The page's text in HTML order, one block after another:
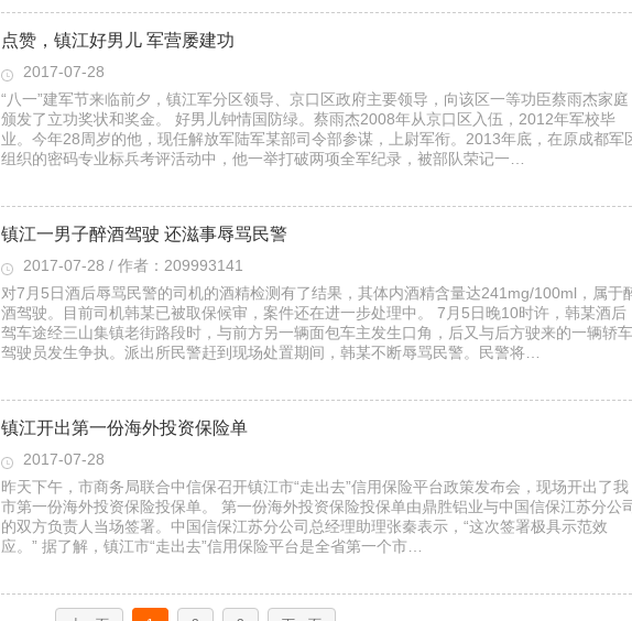
点赞，镇江好男儿 军营屡建功
2017-07-28
“八一”建军节来临前夕，镇江军分区领导、京口区政府主要领导，向该区一等功臣蔡雨杰家庭
颁发了立功奖状和奖金。 好男儿钟情国防绿。蔡雨杰2008年从京口区入伍，2012年军校毕
业。今年28周岁的他，现任解放军陆军某部司令部参谋，上尉军衔。2013年底，在原成都军
组织的密码专业标兵考评活动中，他一举打破两项全军纪录，被部队荣记一…
镇江一男子醉酒驾驶 还滋事辱骂民警
2017-07-28 / 作者：209993141
对7月5日酒后辱骂民警的司机的酒精检测有了结果，其体内酒精含量达241mg/100ml，属于
酒驾驶。目前司机韩某已被取保候审，案件还在进一步处理中。 7月5日晚10时许，韩某酒后
驾车途经三山集镇老街路段时，与前方另一辆面包车主发生口角，后又与后方驶来的一辆轿车
驾驶员发生争执。派出所民警赶到现场处置期间，韩某不断辱骂民警。民警将…
镇江开出第一份海外投资保险单
2017-07-28
昨天下午，市商务局联合中信保召开镇江市“走出去”信用保险平台政策发布会，现场开出了我
市第一份海外投资保险投保单。 第一份海外投资保险投保单由鼎胜铝业与中国信保江苏分公
的双方负责人当场签署。中国信保江苏分公司总经理助理张秦表示，“这次签署极具示范效
应。” 据了解，镇江市“走出去”信用保险平台是全省第一个市…